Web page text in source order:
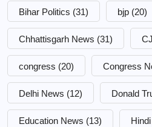
Bihar Politics (31) bjp (20)
Chhattisgarh News (31)
congress (20) Congress
Delhi News (12) Donald
Education News (13)